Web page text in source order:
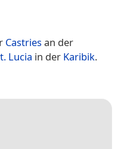
Castriesan der
Lucia in der Karibik.